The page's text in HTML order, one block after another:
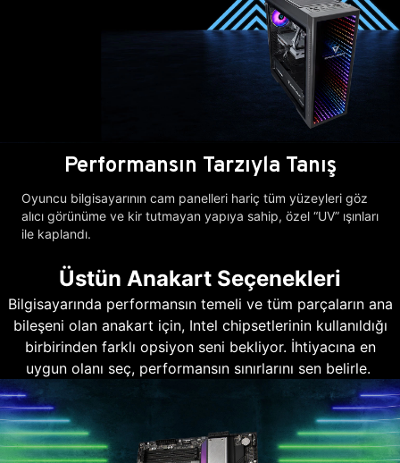
Performansın Tarzıyla Tanış
Oyuncu bilgisayarının cam panelleri hariç tüm yüzeyleri göz
alıcı görünüme ve kir tutmayan yapıya sahip, özel “UV” ışınları
ile kaplandı.
Üstün Anakart Seçenekleri
Bilgisayarında performansın temeli ve tüm parçaların ana
bileşeni olan anakart için, Intel chipsetlerinin kullanıldığı
birbirinden farklı opsiyon seni bekliyor. İhtiyacına en
uygun olanı seç, performansın sınırlarını sen belirle.